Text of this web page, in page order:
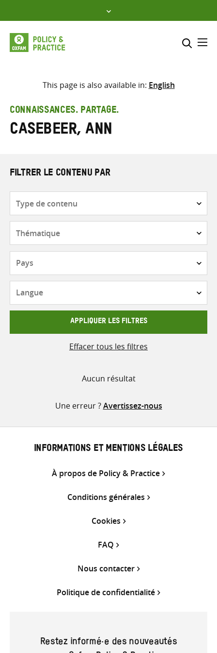
to
content
Sélectionner l’emplacement
Saisir
les
termes
This page is also available in: English
CONNAISSANCES. PARTAGE.
Casebeer, Ann
FILTRER LE CONTENU PAR
contenu
APPLIQUER LES FILTRES
Effacer tous les filtres
Aucun résultat
Une erreur ?Avertissez-nous
INFORMATIONS ET MENTIONS LÉGALES
À propos de Policy & Practice
Conditions générales
Cookies
FAQ
Nous contacter
Politique de confidentialité
Restez informé·e des nouveautés